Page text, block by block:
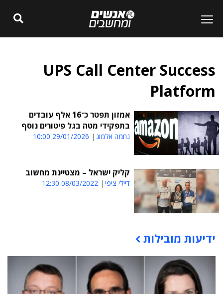
UPS Call Center Success
Platform
אמזון תפטר כ־16 אלף עובדים
בתפקידי מטה בגל פיטורים נוסף
נחמה אלמוג 29/01/2026 10:00
קליק ישראל – מצטיינת מחשוב
דיילי ציפי 08/03/2022 12:30
תוכן פרסומי
ידיעות מובילות